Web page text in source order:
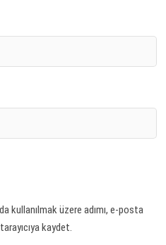
kullanılmak üzere adımı, e-posta
kaydet.